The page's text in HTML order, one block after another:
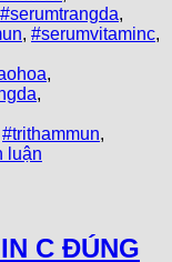
#serumtrangda,
, #serumvitaminc,
,
,
#trithammun,
luận
C ĐÚNG